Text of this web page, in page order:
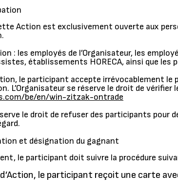
Action est exclusivement ouverte aux
: les employés de l’Organisateur, les
établissements HORECA, ainsi que les
le participant accepte irrévocablement
L’Organisateur se réserve le droit de
be/en/win-zitzak-ontrade
le droit de refuser des participants
et désignation du gagnant
le participant doit suivre la procédure
le participant reçoit une carte